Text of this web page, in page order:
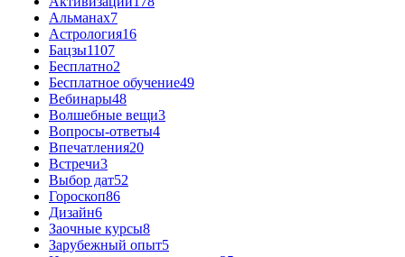
Альманах7
Астрология16
Бацзы1107
Бесплатно2
Бесплатное обучение49
Вебинары48
Волшебные вещи3
Вопросы-ответы4
Впечатления20
Встречи3
Выбор дат52
Гороскоп86
Дизайн6
Заочные курсы8
Зарубежный опыт5